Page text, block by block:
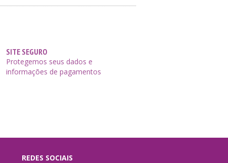
SITE SEGURO
Protegemos seus dados e
informações de pagamentos
REDES SOCIAIS